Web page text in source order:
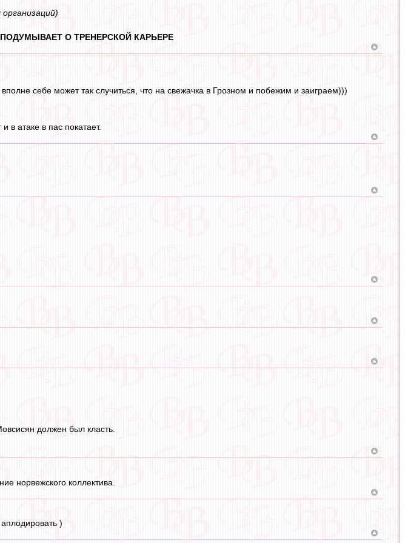
О ТРЕНЕРСКОЙ КАРЬЕРЕ
себе может так случиться, что на свежачка в Грозном и побежим и заиграем)))
атаке в пас покатает.
должен был класть.
норвежского коллектива.
)